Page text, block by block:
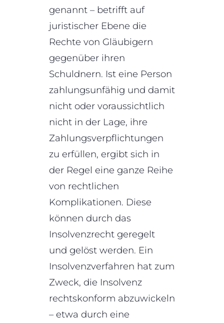
genannt – betrifft auf
juristischer Ebene die
Rechte von Gläubigern
gegenüber ihren
Schuldnern. Ist eine Person
zahlungsunfähig und damit
nicht oder voraussichtlich
nicht in der Lage, ihre
Zahlungsverpflichtungen
zu erfüllen, ergibt sich in
der Regel eine ganze Reihe
von rechtlichen
Komplikationen. Diese
können durch das
Insolvenzrecht geregelt
und gelöst werden. Ein
Insolvenzverfahren hat zum
Zweck, die Insolvenz
rechtskonform abzuwickeln
– etwa durch eine